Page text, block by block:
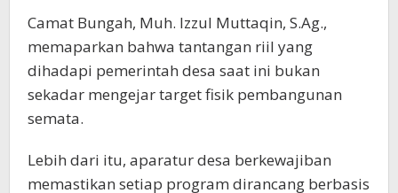
Camat Bungah, Muh. Izzul Muttaqin, S.Ag.,
memaparkan bahwa tantangan riil yang
dihadapi pemerintah desa saat ini bukan
sekadar mengejar target fisik pembangunan
semata.
Lebih dari itu, aparatur desa berkewajiban
memastikan setiap program dirancang berbasis